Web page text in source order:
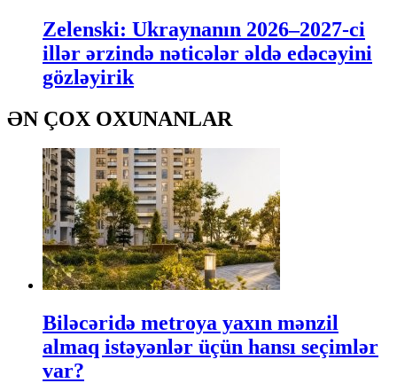
Zelenski: Ukraynanın 2026–2027-ci
illər ərzində nəticələr əldə edəcəyini
gözləyirik
ƏN ÇOX OXUNANLAR
Biləcəridə metroya yaxın mənzil
almaq istəyənlər üçün hansı seçimlər
var?